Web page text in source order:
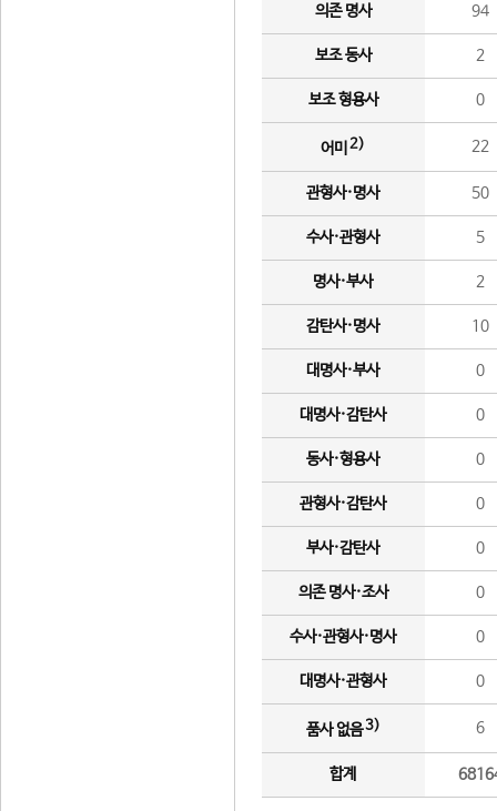
의존 명사 94
보조 동사 2
보조 형용사 0
어미 2) 22
관형사·명사 50
수사·관형사 5
명사·부사 2
감탄사·명사 10
대명사·부사 0
대명사·감탄사 0
동사·형용사 0
관형사·감탄사 0
부사·감탄사 0
의존 명사·조사 0
수사·관형사·명사 0
대명사·관형사 0
품사 없음3) 6
합계